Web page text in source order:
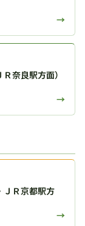
→
奈良駅方面）
→
Ｒ京都駅方
→